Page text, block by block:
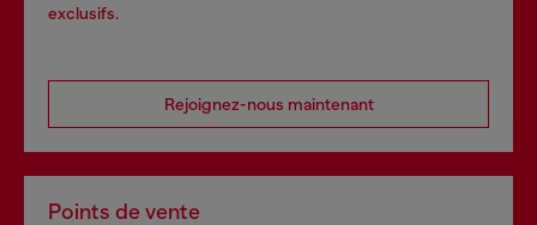
exclusifs.
Rejoignez-nous maintenant
Points de vente